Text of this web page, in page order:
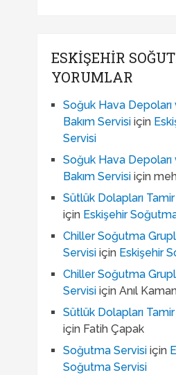
ESKIŞEHIR
YORUMLAR
Soğuk Hava Depoları
Bakım Servisiiçin
Servisi
Soğuk Hava Depoları
Bakım Servisiiçin
Sütlük Dolapları
için Eskişehir
Chiller Soğutma
Servisiiçin Eskişehir
Chiller Soğutma
Servisiiçin Anıl
Sütlük Dolapları
için Fatih Çapak
Soğutma Servisiiçin
Soğutma Servisi